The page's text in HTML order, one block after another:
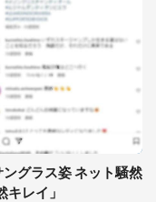
グラス姿 ネット騒然
レイ」